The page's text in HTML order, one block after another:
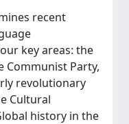
recent
key areas: the
Communist Party,
revolutionary
Cultural
history in the